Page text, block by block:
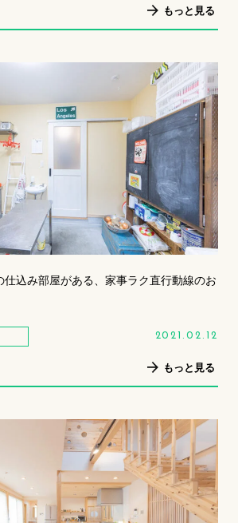
もっと見る
仕込み部屋がある、家事ラク直行動線のお
2021.02.12
もっと見る